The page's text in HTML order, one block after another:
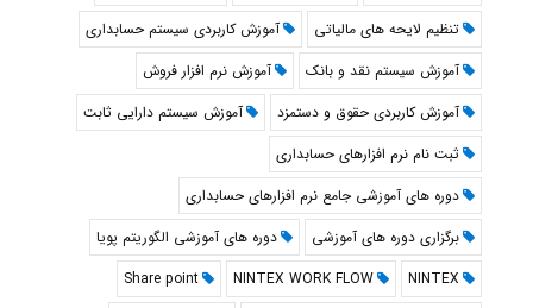
تنظیم لایحه های مالیاتی
آموزش کاربردی سیستم حسابداری
آموزش سیستم نقد و بانک
آموزش نرم افزار فروش
آموزش کاربردی حقوق و دستمزد
آموزش سیستم دارایی ثابت
ثبت نام نرم افزارهای حسابداری
دوره های آموزشی جامع نرم افزارهای حسابداری
برگزاری دوره های آموزشی
دوره های آموزشی الگوریتم پویا
NINTEX
NINTEX WORK FLOW
Share point